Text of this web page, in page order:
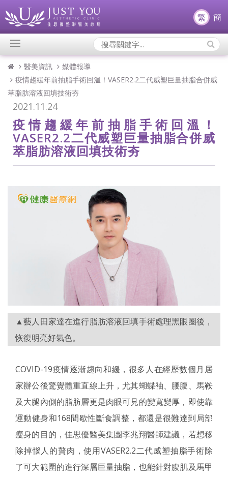
繁 簡
Search
Icons:
醫美資訊
媒體報導
疫情趨緩年前抽脂手術回溫！VASER2.2二代威塑巨量抽脂合併威
萃脂肪溶液回填技術夯
2021.11.24
疫情趨緩年前抽脂手術回溫！
VASER2.2二代威塑巨量抽脂合併威
萃脂肪溶液回填技術夯
▲藝人田家達在進行脂肪溶液回填手術處理黑眼圈後，
恢復明亮好氣色。
COVID-19疫情逐漸趨向和緩，很多人在經歷數個月居
家辦公後驚覺體重直線上升，尤其蝴蝶袖、腰腹、馬鞍
及大腿內側的脂肪層更是肉眼可見的變寬變厚，即使靠
運動健身和168間歇性斷食調整，都還是很難達到局部
瘦身的目的，佳思優醫美集團李兆翔醫師建議，若想移
除掉惱人的贅肉，使用VASER2.2二代威塑抽脂手術除
了可大範圍的進行深層巨量抽脂，也能針對腹肌及馬甲